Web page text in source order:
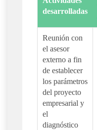
desarrolladas
Reunión con
el asesor
externo a fin
de establecer
los parámetros
del proyecto
empresarial y
el
diagnóstico